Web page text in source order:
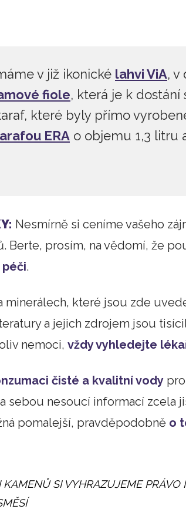
v již ikonické lahvi ViA, v
fiole, která je k
které byly přímo
ERA o objemu 1,3 litru
Nesmírně si ceníme vašeho
Berte, prosím, na vědomí, že
.
které jsou zde
a jejich zdrojem jsou
nemoci, vždy vyhledejte
čisté a kvalitní vody
sebou nesoucí informací
pomalejší, pravděpodobně o
SI VYHRAZUJEME PRÁVO